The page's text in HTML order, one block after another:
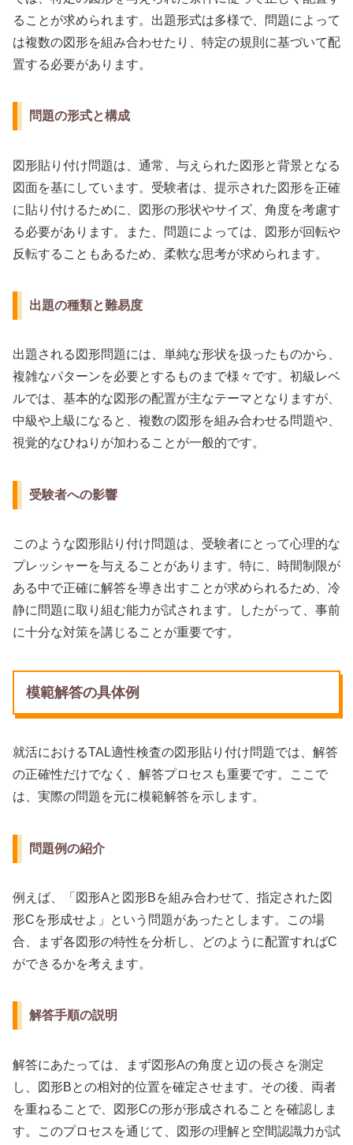
ることが求められます。出題形式は多様で、問題によって
は複数の図形を組み合わせたり、特定の規則に基づいて配
置する必要があります。
問題の形式と構成
図形貼り付け問題は、通常、与えられた図形と背景となる
図面を基にしています。受験者は、提示された図形を正確
に貼り付けるために、図形の形状やサイズ、角度を考慮す
る必要があります。また、問題によっては、図形が回転や
反転することもあるため、柔軟な思考が求められます。
出題の種類と難易度
出題される図形問題には、単純な形状を扱ったものから、
複雑なパターンを必要とするものまで様々です。初級レベ
ルでは、基本的な図形の配置が主なテーマとなりますが、
中級や上級になると、複数の図形を組み合わせる問題や、
視覚的なひねりが加わることが一般的です。
受験者への影響
このような図形貼り付け問題は、受験者にとって心理的な
プレッシャーを与えることがあります。特に、時間制限が
ある中で正確に解答を導き出すことが求められるため、冷
静に問題に取り組む能力が試されます。したがって、事前
に十分な対策を講じることが重要です。
模範解答の具体例
就活におけるTAL適性検査の図形貼り付け問題では、解答
の正確性だけでなく、解答プロセスも重要です。ここで
は、実際の問題を元に模範解答を示します。
問題例の紹介
例えば、「図形Aと図形Bを組み合わせて、指定された図
形Cを形成せよ」という問題があったとします。この場
合、まず各図形の特性を分析し、どのように配置すればC
ができるかを考えます。
解答手順の説明
解答にあたっては、まず図形Aの角度と辺の長さを測定
し、図形Bとの相対的位置を確定させます。その後、両者
を重ねることで、図形Cの形が形成されることを確認しま
す。このプロセスを通じて、図形の理解と空間認識力が試